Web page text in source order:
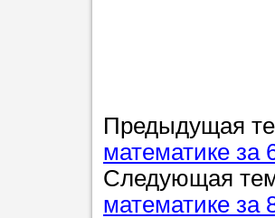
Предыдущая
математике за
Следующая
математике за